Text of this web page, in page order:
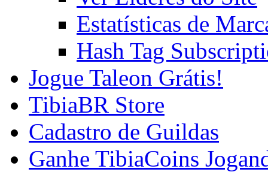
Estatísticas de
Hash Tag
Jogue Taleon Grátis!
TibiaBR Store
Cadastro de Guildas
Ganhe TibiaCoins